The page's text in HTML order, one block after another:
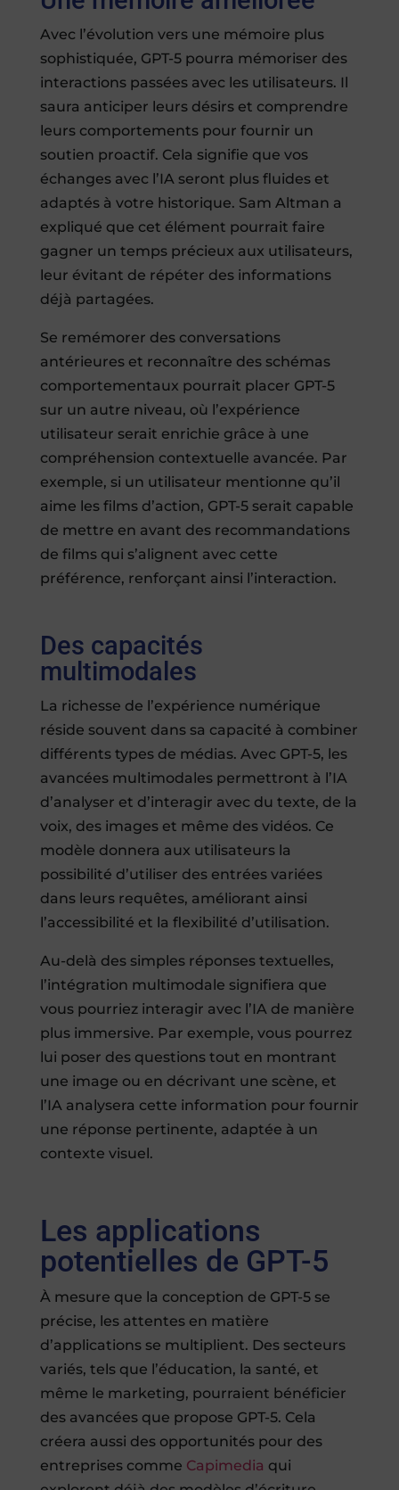
Avec l’évolution vers une mémoire plus
sophistiquée, GPT-5 pourra mémoriser des
interactions passées avec les utilisateurs. Il
saura anticiper leurs désirs et comprendre
leurs comportements pour fournir un
soutien proactif. Cela signifie que vos
échanges avec l’IA seront plus fluides et
adaptés à votre historique. Sam Altman a
expliqué que cet élément pourrait faire
gagner un temps précieux aux utilisateurs,
leur évitant de répéter des informations
déjà partagées.
Se remémorer des conversations
antérieures et reconnaître des schémas
comportementaux pourrait placer GPT-5
sur un autre niveau, où l’expérience
utilisateur serait enrichie grâce à une
compréhension contextuelle avancée. Par
exemple, si un utilisateur mentionne qu’il
aime les films d’action, GPT-5 serait capable
de mettre en avant des recommandations
de films qui s’alignent avec cette
préférence, renforçant ainsi l’interaction.
Des capacités
multimodales
La richesse de l’expérience numérique
réside souvent dans sa capacité à combiner
différents types de médias. Avec GPT-5, les
avancées multimodales permettront à l’IA
d’analyser et d’interagir avec du texte, de la
voix, des images et même des vidéos. Ce
modèle donnera aux utilisateurs la
possibilité d’utiliser des entrées variées
dans leurs requêtes, améliorant ainsi
l’accessibilité et la flexibilité d’utilisation.
Au-delà des simples réponses textuelles,
l’intégration multimodale signifiera que
vous pourriez interagir avec l’IA de manière
plus immersive. Par exemple, vous pourrez
lui poser des questions tout en montrant
une image ou en décrivant une scène, et
l’IA analysera cette information pour fournir
une réponse pertinente, adaptée à un
contexte visuel.
Les applications
potentielles de GPT-5
À mesure que la conception de GPT-5 se
précise, les attentes en matière
d’applications se multiplient. Des secteurs
variés, tels que l’éducation, la santé, et
même le marketing, pourraient bénéficier
des avancées que propose GPT-5. Cela
créera aussi des opportunités pour des
entreprises comme Capimedia qui